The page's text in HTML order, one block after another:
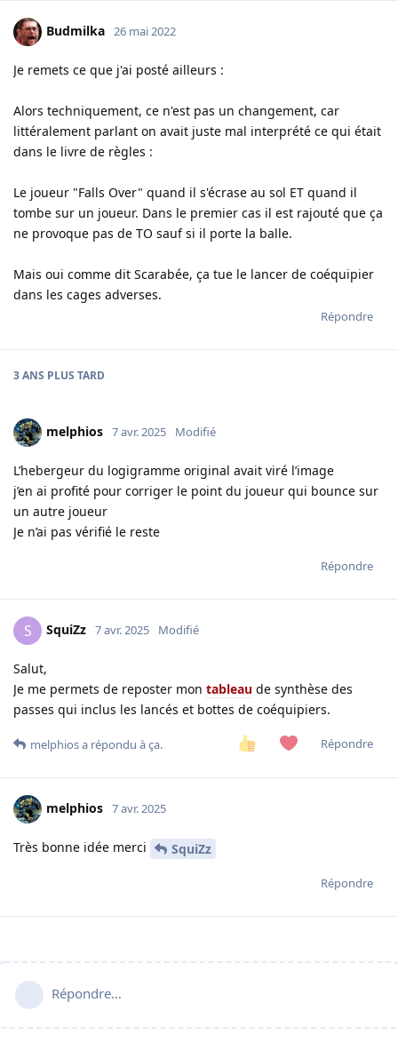
Budmilka 26 mai 2022
Je remets ce que j'ai posté ailleurs :
Alors techniquement, ce n'est pas un changement, car
littéralement parlant on avait juste mal interprété ce qui était
dans le livre de règles :
Le joueur "Falls Over" quand il s'écrase au sol ET quand il
tombe sur un joueur. Dans le premier cas il est rajouté que ça
ne provoque pas de TO sauf si il porte la balle.
Mais oui comme dit Scarabée, ça tue le lancer de coéquipier
dans les cages adverses.
Répondre
3 ANS PLUS TARD
melphios 7 avr. 2025 Modifié
L’hebergeur du logigramme original avait viré l’image
j’en ai profité pour corriger le point du joueur qui bounce sur
un autre joueur
Je n’ai pas vérifié le reste
Répondre
S SquiZz 7 avr. 2025 Modifié
Salut,
Je me permets de reposter mon tableau de synthèse des
passes qui inclus les lancés et bottes de coéquipiers.
Répondre
melphiosa répondu à ça.
melphios 7 avr. 2025
Très bonne idée merci SquiZz
Répondre
Répondre…